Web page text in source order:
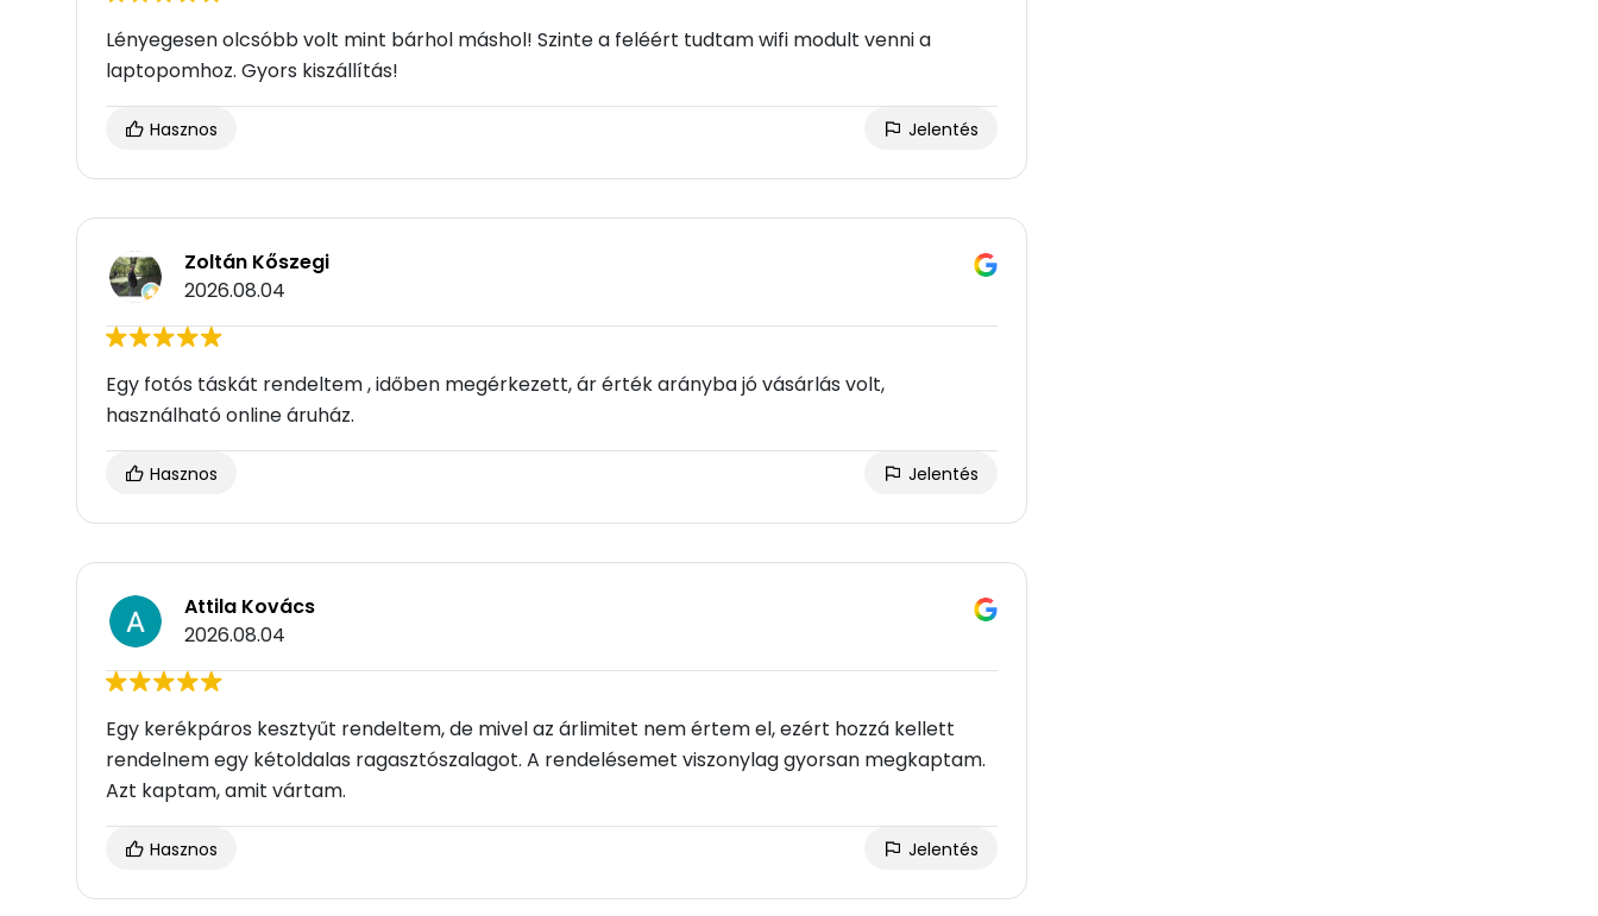
Lényegesen olcsóbb volt mint bárhol máshol! Szinte a feléért tudtam wifi modult venni a
laptopomhoz. Gyors kiszállítás!
Hasznos Jelentés
Zoltán Kőszegi
2026.08.04
Egy fotós táskát rendeltem , időben megérkezett, ár érték arányba jó vásárlás volt,
használható online áruház.
Hasznos Jelentés
Attila Kovács
2026.08.04
Egy kerékpáros kesztyűt rendeltem, de mivel az árlimitet nem értem el, ezért hozzá kellett
rendelnem egy kétoldalas ragasztószalagot. A rendelésemet viszonylag gyorsan megkaptam.
Azt kaptam, amit vártam.
Hasznos Jelentés